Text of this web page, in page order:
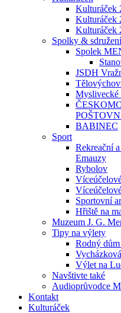
Kulturáček
Kulturáček
Kulturáček
Spolky & sdružení
Spolek
JSDH
Myslivecké
BABINEC
Sport
Rekreační
Emauzy
Rybolov
Sportovní
Hřiště na
Muzeum J. G.
Tipy na výlety
Rodný
Výlet na
Navštivte také
Audioprůvodce
Kontakt
Kulturáček